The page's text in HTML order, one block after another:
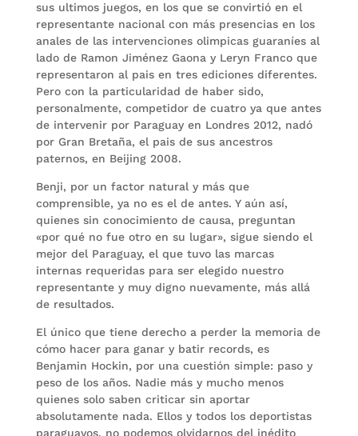
sus ultimos juegos, en los que se convirtió en el
representante nacional con más presencias en los
anales de las intervenciones olimpicas guaraníes al
lado de Ramon Jiménez Gaona y Leryn Franco que
representaron al pais en tres ediciones diferentes.
Pero con la particularidad de haber sido,
personalmente, competidor de cuatro ya que antes
de intervenir por Paraguay en Londres 2012, nadó
por Gran Bretaña, el pais de sus ancestros
paternos, en Beijing 2008.
Benji, por un factor natural y más que
comprensible, ya no es el de antes. Y aún así,
quienes sin conocimiento de causa, preguntan
«por qué no fue otro en su lugar», sigue siendo el
mejor del Paraguay, el que tuvo las marcas
internas requeridas para ser elegido nuestro
representante y muy digno nuevamente, más allá
de resultados.
El único que tiene derecho a perder la memoria de
cómo hacer para ganar y batir records, es
Benjamin Hockin, por una cuestión simple: paso y
peso de los años. Nadie más y mucho menos
quienes solo saben criticar sin aportar
absolutamente nada. Ellos y todos los deportistas
paraguayos, no podemos olvidarnos del inédito